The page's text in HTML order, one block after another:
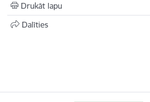
Drukāt lapu
Dalīties